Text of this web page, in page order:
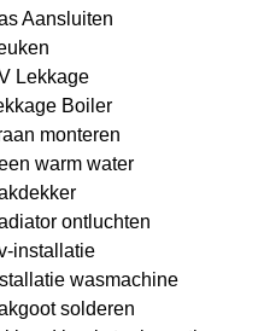
Aansluiten
Lekkage
Boiler
monteren
warm water
ontluchten
installatie
wasmachine
solderen